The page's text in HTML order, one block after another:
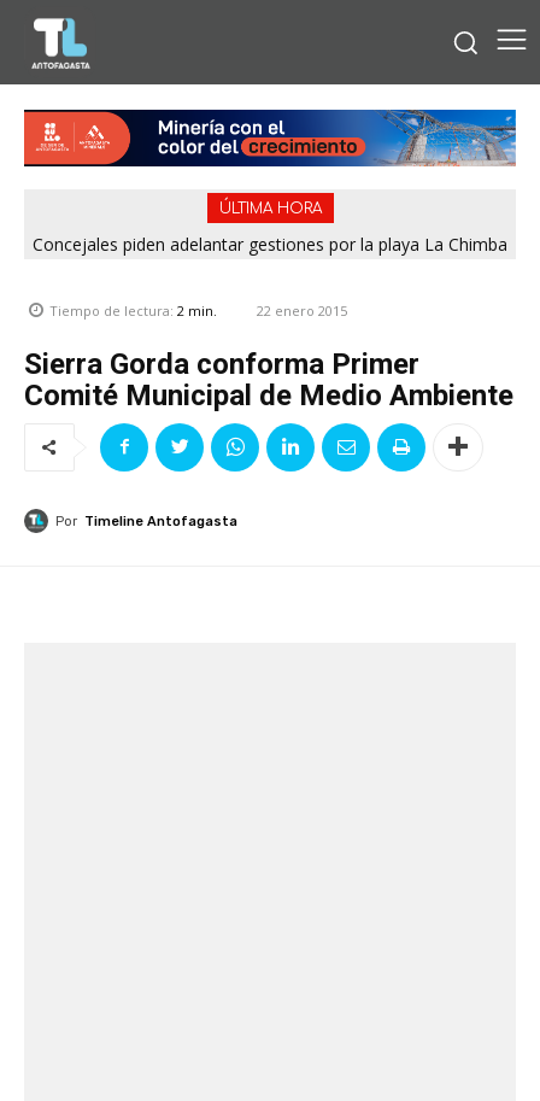
ÚLTIMA HORA
Concejales piden adelantar gestiones por la playa La Chimba
Tiempo de lectura: 2 min. 22 enero 2015
Sierra Gorda conforma Primer
Comité Municipal de Medio Ambiente
Por Timeline Antofagasta